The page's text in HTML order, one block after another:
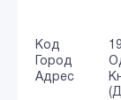
Код
Город
Адрес